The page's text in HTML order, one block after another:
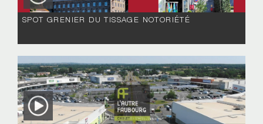
SPOT GRENIER DU TISSAGE NOTORIÉTÉ